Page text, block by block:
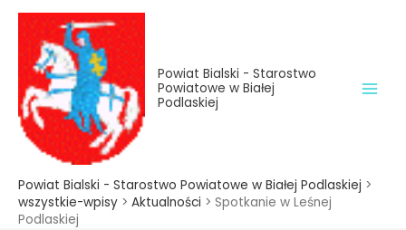
treści
Przejdź
treści
Powiat Bialski - Starostwo
Powiatowe w Białej
Podlaskiej
Powiat Bialski - Starostwo Powiatowe w Białej Podlaskiej >
wszystkie-wpisy > Aktualności > Spotkanie w Leśnej
Podlaskiej